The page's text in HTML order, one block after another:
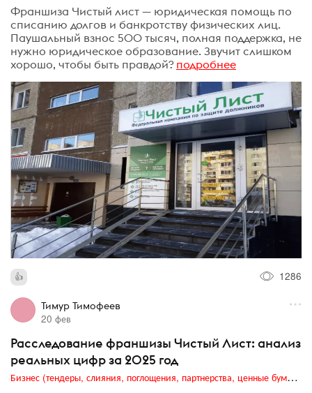
Франшиза Чистый лист — юридическая помощь по
списанию долгов и банкротству физических лиц.
Паушальный взнос 500 тысяч, полная поддержка, не
нужно юридическое образование. Звучит слишком
хорошо, чтобы быть правдой? подробнее
1286
Тимур Тимофеев
20 фев
Расследование франшизы Чистый Лист: анализ
реальных цифр за 2025 год
Бизнес (тендеры, слияния, поглощения, партнерства, ценные бумаги, акционеры, финансы и отчетность)